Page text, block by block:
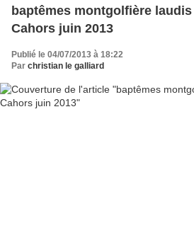
baptêmes montgolfière
Cahors juin 2013
Publié le 04/07/2013 à 18:22
Par christian le galliard